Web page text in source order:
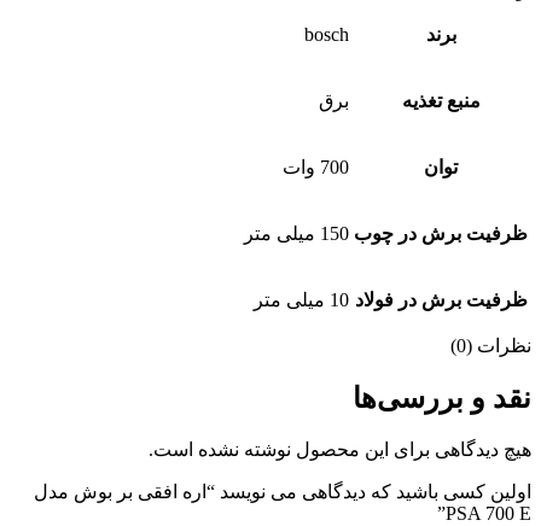
برند bosch
منبع تغذیه برق
توان 700 وات
ظرفیت برش در چوب 150 میلی متر
ظرفیت برش در فولاد 10 میلی متر
نظرات (0)
نقد و بررسی‌ها
هیچ دیدگاهی برای این محصول نوشته نشده است.
اولین کسی باشید که دیدگاهی می نویسد “اره افقی بر بوش مدل
PSA 700 E”